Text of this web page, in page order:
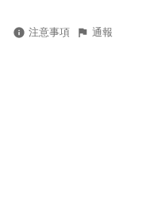
注意事項 通報